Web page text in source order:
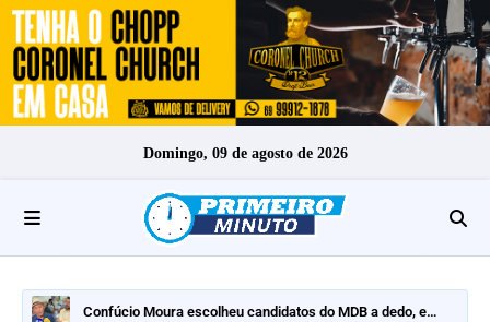
Domingo, 09 de agosto de 2026
Confúcio Moura escolheu candidatos do MDB a dedo, e